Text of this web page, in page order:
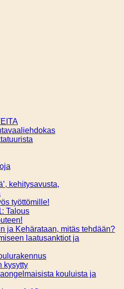
kehitysavusta,
työttömille!
Talous
ja Kehärataan, mitäs tehdään?
laatusanktiot ja
kysytty
kouluista ja